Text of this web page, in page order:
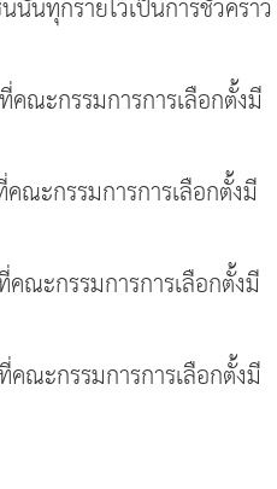
ณะกรรมการการเลือกตั้งมี
ณะกรรมการการเลือกตั้งมี
ณะกรรมการการเลือกตั้งมี
ณะกรรมการการเลือกตั้งมี